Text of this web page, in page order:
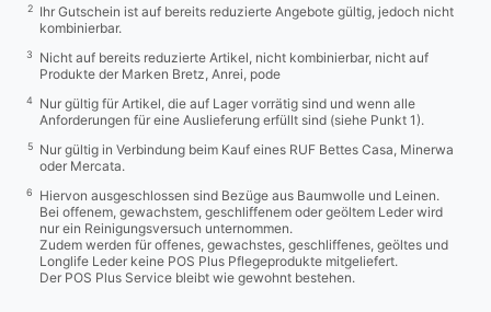
2
Ihr Gutschein ist auf bereits reduzierte Angebote gültig, jedoch nicht
kombinierbar.
3
Nicht auf bereits reduzierte Artikel, nicht kombinierbar, nicht auf
Produkte der Marken Bretz, Anrei, pode
4
Nur gültig für Artikel, die auf Lager vorrätig sind und wenn alle
Anforderungen für eine Auslieferung erfüllt sind (siehe Punkt 1).
5
Nur gültig in Verbindung beim Kauf eines RUF Bettes Casa, Minerwa
oder Mercata.
6
Hiervon ausgeschlossen sind Bezüge aus Baumwolle und Leinen.
Bei offenem, gewachstem, geschliffenem oder geöltem Leder wird
nur ein Reinigungsversuch unternommen.
Zudem werden für offenes, gewachstes, geschliffenes, geöltes und
Longlife Leder keine POS Plus Pflegeprodukte mitgeliefert.
Der POS Plus Service bleibt wie gewohnt bestehen.